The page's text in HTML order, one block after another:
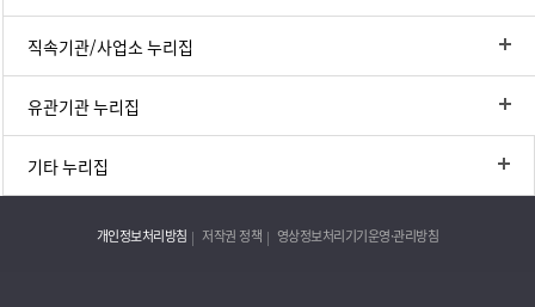
직속기관/사업소 누리집
유관기관 누리집
기타 누리집
개인정보처리방침 저작권 정책 영상정보처리기기운영·관리방침